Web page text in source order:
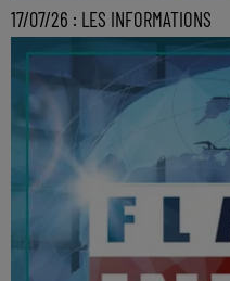
17/07/26 : LES INFORMATIONS